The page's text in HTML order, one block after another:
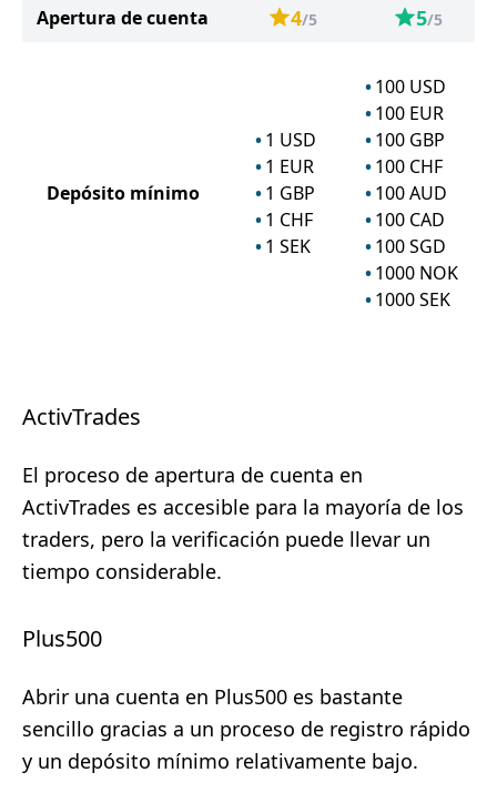
Apertura de cuenta
4/5 5/5
Depósito mínimo
1 USD
1 EUR
1 GBP
1 CHF
1 SEK
100 USD
100 EUR
100 GBP
100 CHF
100 AUD
100 CAD
100 SGD
1000 NOK
1000 SEK
ActivTrades
El proceso de apertura de cuenta en
ActivTrades es accesible para la mayoría de los
traders, pero la verificación puede llevar un
tiempo considerable.
Plus500
Abrir una cuenta en Plus500 es bastante
sencillo gracias a un proceso de registro rápido
y un depósito mínimo relativamente bajo.